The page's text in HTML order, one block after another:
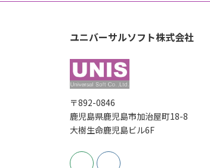
ユニバーサルソフト株式会社
〒892-0846
鹿児島県鹿児島市加治屋町18-8
大樹生命鹿児島ビル6F